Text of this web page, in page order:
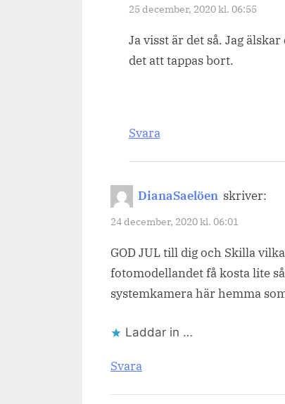
25 december, 2020 kl. 06:55
Ja visst är det så. Jag
det att tappas bort.
Svara
DianaSaelöen skriver:
24 december, 2020 kl. 06:01
GOD JUL till dig och Skilla
fotomodellandet få kosta lite
systemkamera här hemma
Laddar in …
Svara